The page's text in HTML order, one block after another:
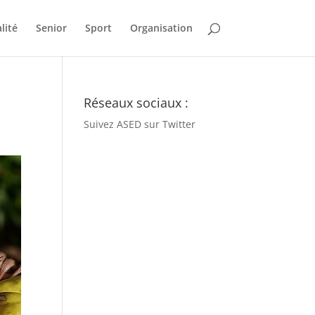
Senior Sport Organisation
Réseaux sociaux :
Suivez ASED sur Twitter